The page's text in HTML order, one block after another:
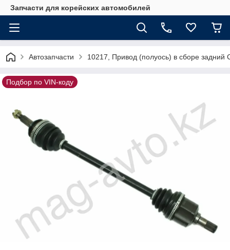
Запчасти для корейских автомобилей
Автозапчасти 10217, Привод (полуось) в сборе задний
Подбор по VIN-коду